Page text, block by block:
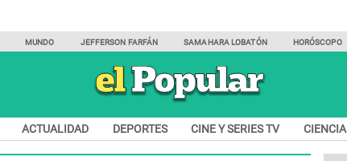
MUNDO JEFFERSON FARFÁN SAMAHARA LOBATÓN HORÓSCOPO
ACTUALIDAD DEPORTES CINE Y SERIES TV CIENCIA